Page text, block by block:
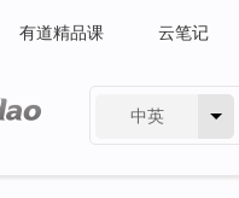
有道精品课 云笔记
中英